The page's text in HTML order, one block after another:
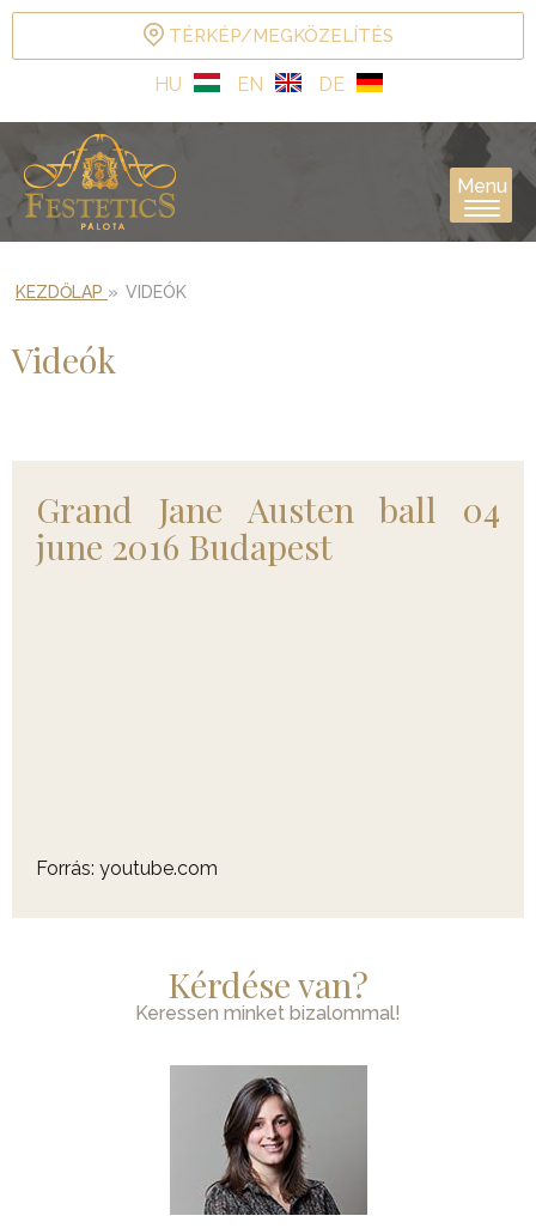
TÉRKÉP/MEGKÖZELÍTÉS
HU EN DE
Menu
KEZDŐLAP » VIDEÓK
Videók
Grand Jane Austen ball 04
june 2016 Budapest
Forrás: youtube.com
Kérdése van?
Keressen minket bizalommal!